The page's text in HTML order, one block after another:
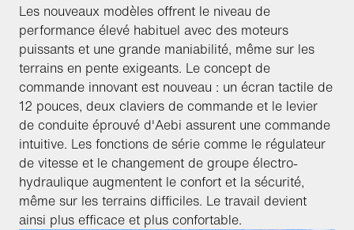
Les nouveaux modèles offrent le niveau de
performance élevé habituel avec des moteurs
puissants et une grande maniabilité, même sur les
terrains en pente exigeants. Le concept de
commande innovant est nouveau : un écran tactile de
12 pouces, deux claviers de commande et le levier
de conduite éprouvé d'Aebi assurent une commande
intuitive. Les fonctions de série comme le régulateur
de vitesse et le changement de groupe électro-
hydraulique augmentent le confort et la sécurité,
même sur les terrains difficiles. Le travail devient
ainsi plus efficace et plus confortable.